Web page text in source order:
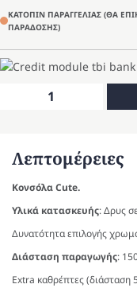
ΚΑΤΟΠΙΝ ΠΑΡΑΓΓΕΛΙΑΣ (ΘΑ
ΠΑΡΑΔΟΣΗΣ)
Λεπτομέρειες
Κονσόλα Cute.
Υλικά κατασκευής: Δρυς
Δυνατότητα επιλογής
Διάσταση παραγωγής:
Extra καθρέπτες